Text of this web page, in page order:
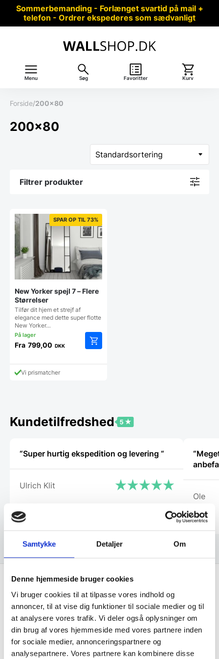
Samtykke Detaljer Om
Denne hjemmeside bruger cookies
Vi bruger cookies til at tilpasse vores indhold og
annoncer, til at vise dig funktioner til sociale medier og til
at analysere vores trafik. Vi deler også oplysninger om
din brug af vores hjemmeside med vores partnere inden
for sociale medier, annonceringspartnere og
analysepartnere. Vores partnere kan kombinere disse
Sommerbemanding - Forlænget svartid på mail +
telefon - Ordrer ekspederes som sædvanligt
Menu Søg Favoritter Kurv
Forside/200x80
200x80
Filtrer produkter
SPAR OP TIL 73%
New Yorker spejl 7 – Flere
Størrelser
Tilfør dit hjem et strejf af
elegance med dette super flotte
New Yorker…
Fra 799,00 DKK
vare
vælges
på
Vi prismatcher
Kundetilfredshed
“Super hurtig ekspedition og levering “
Ulrich Klit
Ole
Få de bedste tilbud først!
Husk at tilmelde dig vores nyhedsbrev og vær først
til de bedste tilbud. Og bare rolig, vi spammer dig
ikke, men sender kun relevante tilbud og